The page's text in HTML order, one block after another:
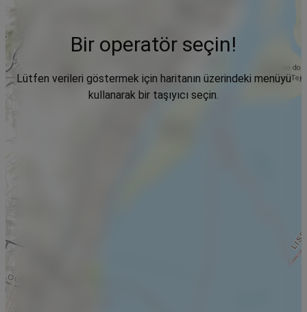
Bir operatör seçin!
Lütfen verileri göstermek için haritanın üzerindeki menüyü
kullanarak bir taşıyıcı seçin.